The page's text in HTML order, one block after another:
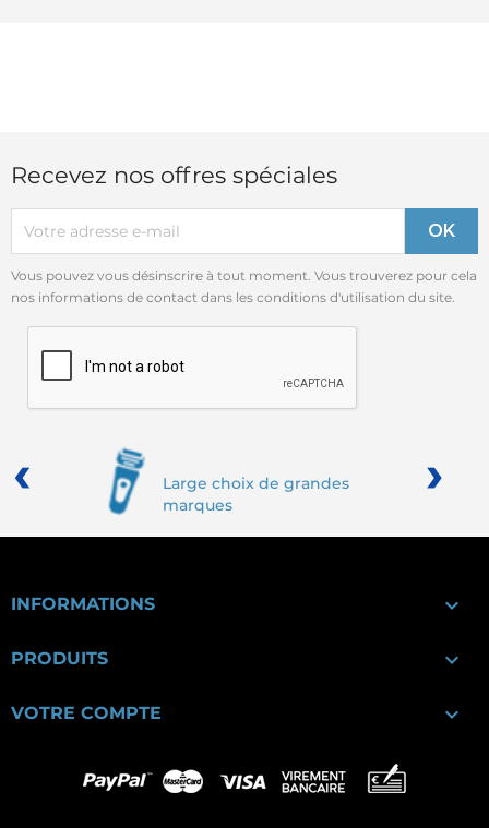
Recevez nos offres spéciales
Vous pouvez vous désinscrire à tout moment. Vous trouverez pour cela
nos informations de contact dans les conditions d'utilisation du site.
Large choix de grandes
marques
‹ ›
INFORMATIONS 
PRODUITS 
VOTRE COMPTE 